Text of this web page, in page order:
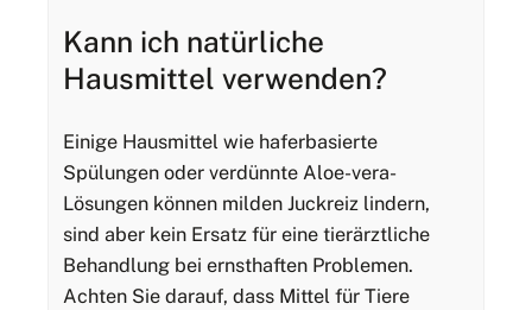
Kann ich natürliche
Hausmittel verwenden?
Einige Hausmittel wie haferbasierte
Spülungen oder verdünnte Aloe-vera-
Lösungen können milden Juckreiz lindern,
sind aber kein Ersatz für eine tierärztliche
Behandlung bei ernsthaften Problemen.
Achten Sie darauf, dass Mittel für Tiere